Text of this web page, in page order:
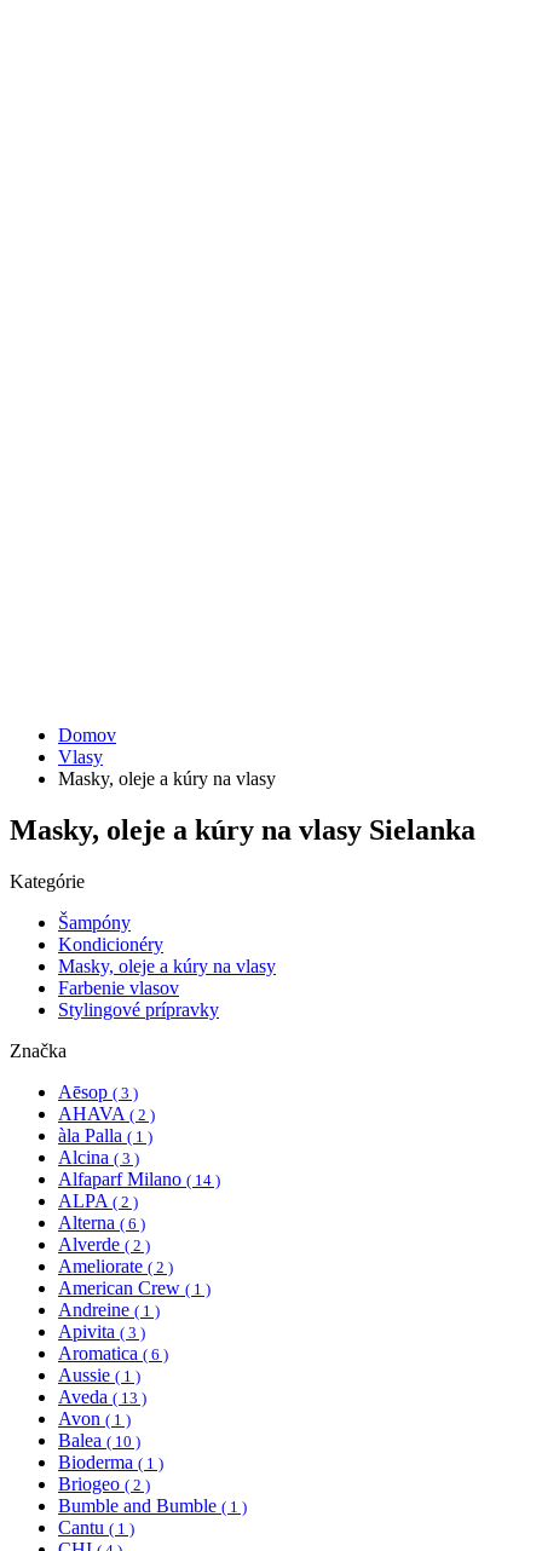
Domov
Vlasy
Masky, oleje a kúry na vlasy
Masky, oleje a kúry na vlasy Sielanka
Kategórie
Šampóny
Kondicionéry
Masky, oleje a kúry na vlasy
Farbenie vlasov
Stylingové prípravky
Značka
Aēsop ( 3 )
AHAVA ( 2 )
àla Palla ( 1 )
Alcina ( 3 )
Alfaparf Milano ( 14 )
ALPA ( 2 )
Alterna ( 6 )
Alverde ( 2 )
Ameliorate ( 2 )
American Crew ( 1 )
Andreine ( 1 )
Apivita ( 3 )
Aromatica ( 6 )
Aussie ( 1 )
Aveda ( 13 )
Avon ( 1 )
Balea ( 10 )
Bioderma ( 1 )
Briogeo ( 2 )
Bumble and Bumble ( 1 )
Cantu ( 1 )